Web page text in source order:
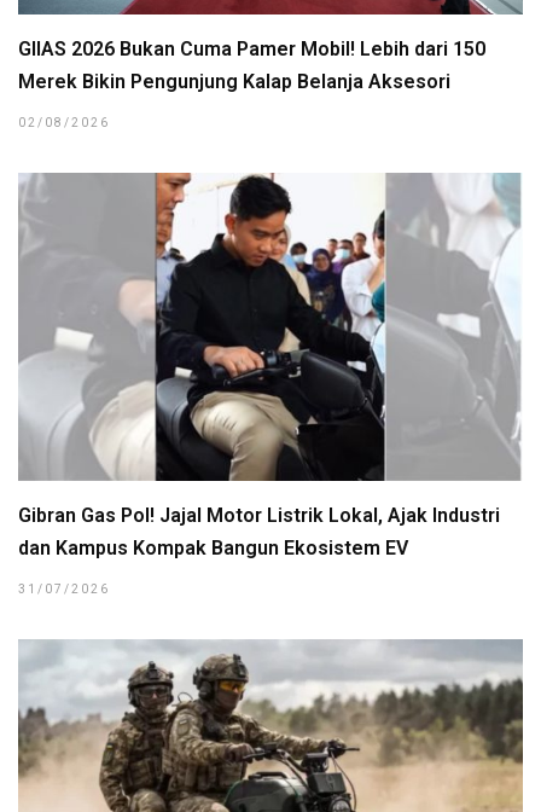
GIIAS 2026 Bukan Cuma Pamer Mobil! Lebih dari 150
Merek Bikin Pengunjung Kalap Belanja Aksesori
02/08/2026
Gibran Gas Pol! Jajal Motor Listrik Lokal, Ajak Industri
dan Kampus Kompak Bangun Ekosistem EV
31/07/2026